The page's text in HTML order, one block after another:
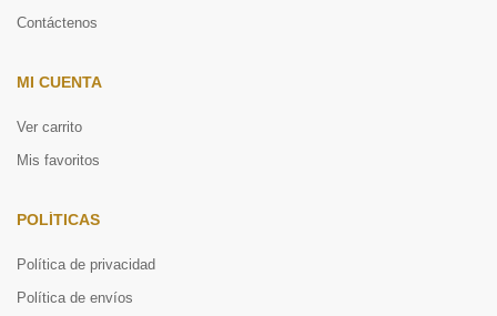
Contáctenos
MI CUENTA
Ver carrito
Mis favoritos
POLÍTICAS
Política de privacidad
Política de envíos